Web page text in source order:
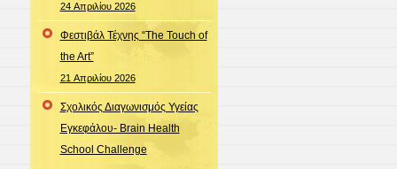
24 Απριλίου 2026
Φεστιβάλ Τέχνης “The Touch of
the Art”
21 Απριλίου 2026
Σχολικός Διαγωνισμός Υγείας
Εγκεφάλου- Brain Health
School Challenge